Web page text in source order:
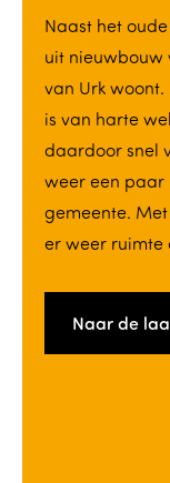
Naast het
uit nieuwbouw
van Urk
is van harte
daardoor snel
weer een paar
gemeente.
er weer ruimte
Naar de